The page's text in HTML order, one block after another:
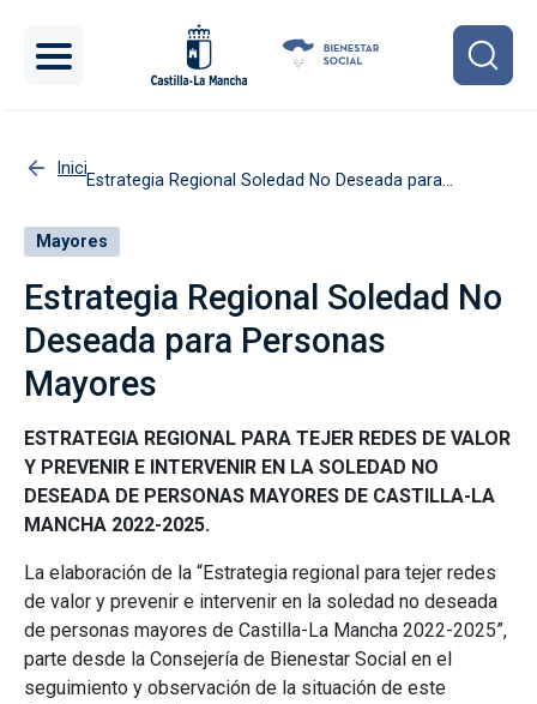
Inicio
Estrategia Regional Soledad No Deseada para
Mayores
Estrategia Regional Soledad No
Deseada para Personas
Mayores
ESTRATEGIA REGIONAL PARA TEJER REDES DE VALOR
Y PREVENIR E INTERVENIR EN LA SOLEDAD NO
DESEADA DE PERSONAS MAYORES DE CASTILLA-LA
MANCHA 2022-2025.
La elaboración de la “Estrategia regional para tejer redes
de valor y prevenir e intervenir en la soledad no deseada
de personas mayores de Castilla-La Mancha 2022-2025”,
parte desde la Consejería de Bienestar Social en el
seguimiento y observación de la situación de este